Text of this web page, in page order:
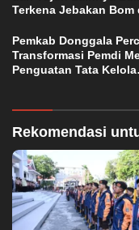
Terkena Jebakan Bom
Pemkab Donggala
Transformasi Pemdi
Penguatan Tata Kelola
Rekomendasi